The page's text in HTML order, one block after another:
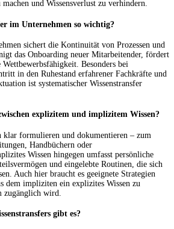
und Wissensverlust zu verhindern.
im Unternehmen so wichtig?
sichert die Kontinuität von Prozessen und
das Onboarding neuer Mitarbeitender, fördert
Besonders bei
in den Ruhestand erfahrener Fachkräfte und
ist systematischer Wissenstransfer
explizitem und implizitem Wissen?
klar formulieren und dokumentieren – zum
Handbüchern oder
Wissen hingegen umfasst persönliche
und eingelebte Routinen, die sich
Auch hier braucht es geeignete Strategien
dem impliziten ein explizites Wissen zu
zugänglich wird.
gibt es?